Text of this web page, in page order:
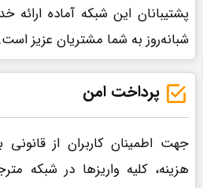
پشتیبانان این شبکه آماده
شبانه‌روز به شما مشتریان عزیز است.
پرداخت امن
جهت اطمینان کاربران از
هزینه، کلیه واریزها در شبکه